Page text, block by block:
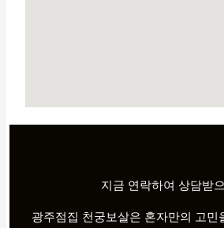
지금 연락하여 상담받
광주점집 천궁보살은 혼자만의 고민